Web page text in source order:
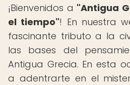
¡Bienvenidos a "Antigua
el tiempo"! En nuestra
fascinante tributo a la
las bases del
Antigua Grecia. En esta
a adentrarte en el